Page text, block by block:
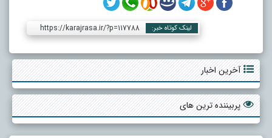
لینک کوتاه خبر: https://karajrasa.ir/?p=117788
آخرین اخبار
پربیننده ترین های